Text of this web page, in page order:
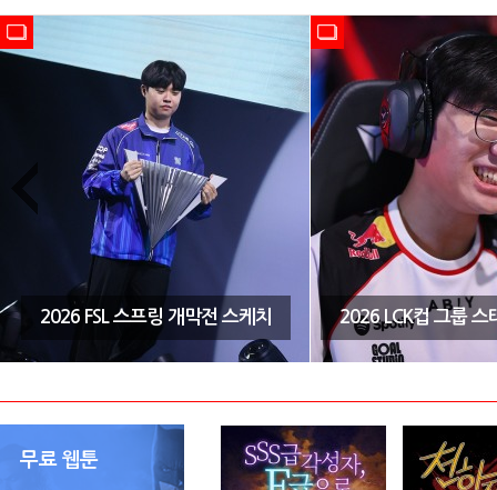
2026 FSL 스프링 개막전 스케치 2026 LCK컵 그룹 스
무료 웹툰